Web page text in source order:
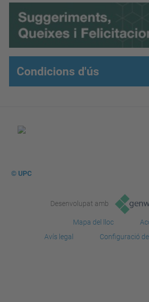
Condicions d'ús
© UPC
Desenvolupat amb
Mapa del lloc
Avís legal
Configuració